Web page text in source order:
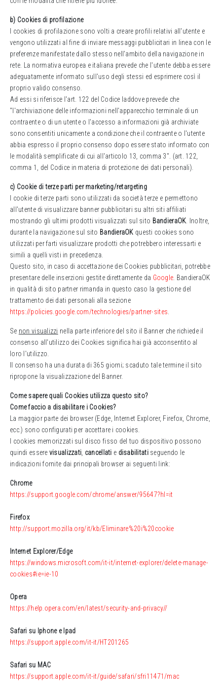
b) Cookies di profilazione
I cookies di profilazione sono volti a creare profili relativi all'utente e
vengono utilizzati al fine di inviare messaggi pubblicitari in linea con le
preferenze manifestate dallo stesso nell'ambito della navigazione in
rete. La normativa europea e italiana prevede che l'utente debba essere
adeguatamente informato sull'uso degli stessi ed esprimere così il
proprio valido consenso.
Ad essi si riferisce l'art. 122 del Codice laddove prevede che
"l'archiviazione delle informazioni nell'apparecchio terminale di un
contraente o di un utente o l'accesso a informazioni già archiviate
sono consentiti unicamente a condizione che il contraente o l'utente
abbia espresso il proprio consenso dopo essere stato informato con
le modalità semplificate di cui all'articolo 13, comma 3". (art. 122,
comma 1, del Codice in materia di protezione dei dati personali).
c) Cookie di terze parti per marketing/retargeting
I cookie di terze parti sono utilizzati da società terze e permettono
all'utente di visualizzare banner pubblicitari su altri siti affiliati
mostrando gli ultimi prodotti visualizzati sul sito BandieraOK . Inoltre,
durante la navigazione sul sito BandieraOK questi cookies sono
utilizzati per farti visualizzare prodotti che potrebbero interessarti e
simili a quelli visti in precedenza.
Questo sito, in caso di accettazione dei Cookies pubblicitari, potrebbe
presentare delle inserzioni gestite direttamente da Google . BandieraOK
in qualità di sito partner rimanda in questo caso la gestione del
trattamento dei dati personali alla sezione
https://policies.google.com/technologies/partner-sites
Se non visualizzi nella parte inferiore del sito il Banner che richiede il
consenso all'utilizzo dei Cookies significa hai già acconsentito al
loro l'utilizzo.
Il consenso ha una durata di 365 giorni; scaduto tale termine il sito
ripropone la visualizzazione del Banner.
Come sapere quali Cookies utilizza questo sito?
Come faccio a disabilitare i Cookies?
La maggior parte dei browser (Edge, Internet Explorer, Firefox, Chrome,
ecc.) sono configurati per accettare i cookies.
I cookies memorizzati sul disco fisso del tuo dispositivo possono
quindi essere visualizzati cancellati e disabilitatiseguendo le
indicazioni fornite dai principali browser ai seguenti link:
Chrome
https://support.google.com/chrome/answer/95647?hl=it
Firefox
http://support.mozilla.org/it/kb/Eliminare%20i%20cookie
Internet Explorer/Edge
https://windows.microsoft.com/it-it/internet-explorer/delete-manage-
cookies#ie=ie-10
Opera
https://help.opera.com/en/latest/security-and-privacy//
Safari su Iphone e Ipad
https://support.apple.com/it-it/HT201265
Safari su MAC
https://support.apple.com/it-it/guide/safari/sfri11471/mac